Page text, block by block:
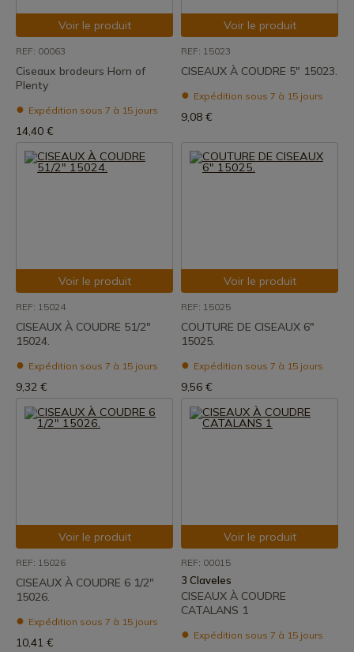
Voir le produit
REF: 00063
Ciseaux brodeurs Horn of
Plenty
Expédition sous 7 à 15 jours
14,40 €
Voir le produit
REF: 15023
CISEAUX À COUDRE 5" 15023.
Expédition sous 7 à 15 jours
9,08 €
Voir le produit
REF: 15024
CISEAUX À COUDRE 51/2"
15024.
Expédition sous 7 à 15 jours
9,32 €
Voir le produit
REF: 15025
COUTURE DE CISEAUX 6"
15025.
Expédition sous 7 à 15 jours
9,56 €
Voir le produit
REF: 15026
CISEAUX À COUDRE 6 1/2"
15026.
Expédition sous 7 à 15 jours
10,41 €
Voir le produit
REF: 00015
3 Claveles
CISEAUX À COUDRE
CATALANS 1
Expédition sous 7 à 15 jours